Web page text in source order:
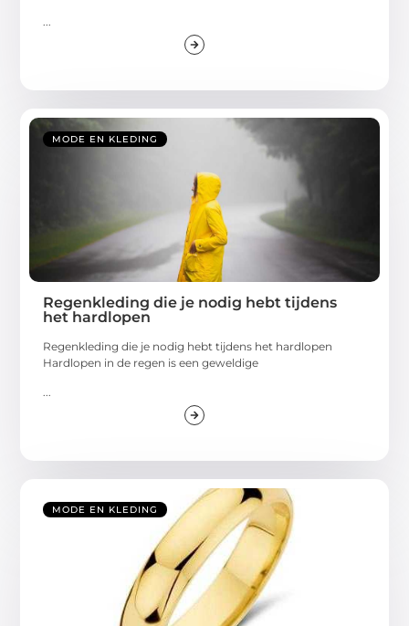
...
MODE EN KLEDING
Regenkleding die je nodig hebt tijdens
het hardlopen
Regenkleding die je nodig hebt tijdens het hardlopen
Hardlopen in de regen is een geweldige
...
MODE EN KLEDING